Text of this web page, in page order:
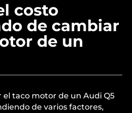
costo
de cambiar
de un
el taco motor de un Audi Q5
de varios factores,